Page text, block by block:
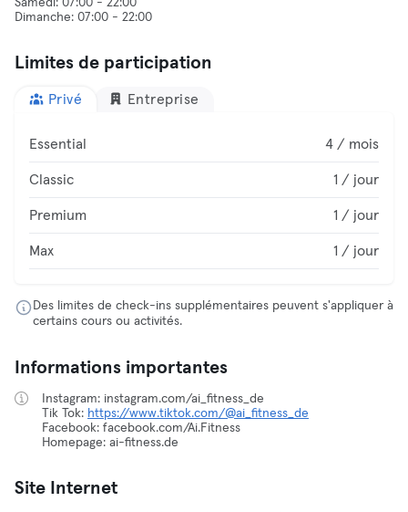
Samedi: 07:00 - 22:00
Limites de participation
Privé Entreprise
Essential 4 / mois
Classic 1 / jour
Premium 1 / jour
Max 1 / jour
Des limites de check-ins supplémentaires peuvent s'appliquer à
certains cours ou activités.
Informations importantes
Instagram: instagram.com/ai_fitness_de
Tik Tok: https://www.tiktok.com/@ai_fitness_de
Facebook: facebook.com/Ai.Fitness
Homepage: ai-fitness.de
Site Internet